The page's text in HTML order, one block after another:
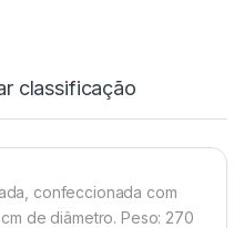
classificação
confeccionada com
de diâmetro. Peso: 270